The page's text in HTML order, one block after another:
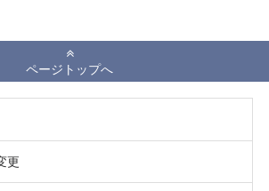
ページトップへ
更